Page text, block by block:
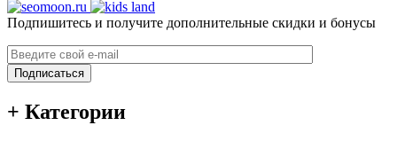
Подпишитесь и получите дополнительные скидки и бонусы
Подписаться
+ Категории